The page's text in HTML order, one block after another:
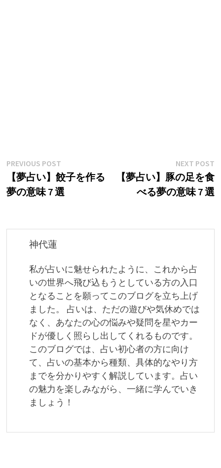
投
稿
ナ
PREVIOUS POSTPrevious
post:
【夢占い】餃子を作る
夢の意味 7 選
NEXT POST
【夢占い】豚の足を食
べる夢の意味 7 選
神代蓮
私が占いに魅せられたように、これから占
いの世界へ飛び込もうとしている方の入口
となることを願ってこのブログを立ち上げ
ました。 占いは、ただの遊びや気休めでは
なく、あなたの心の悩みや疑問を星やカー
ドが優しく照らし出してくれるものです。
このブログでは、占い初心者の方に向け
て、占いの基本から種類、具体的なやり方
までを分かりやすく解説しています。占い
の魅力を楽しみながら、一緒に学んでいき
ましょう！